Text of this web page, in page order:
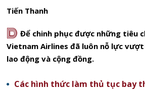
Tiến Thanh
D Để chinh phục được những tiêu
Vietnam Airlines đã luôn nỗ lực
lao động và cộng đồng.
Các hình thức làm thủ tục bay